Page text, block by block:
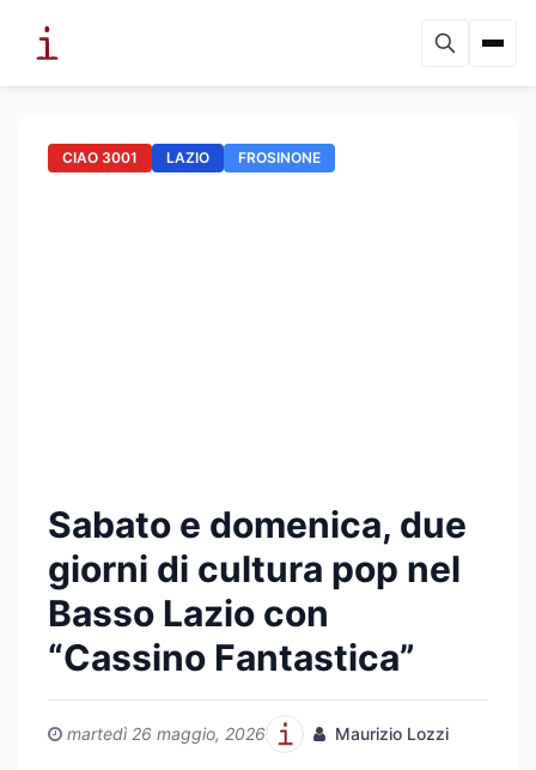
CIAO 3001 LAZIO FROSINONE
Sabato e domenica, due
giorni di cultura pop nel
Basso Lazio con
“Cassino Fantastica”
martedì 26 maggio, 2026 Maurizio Lozzi